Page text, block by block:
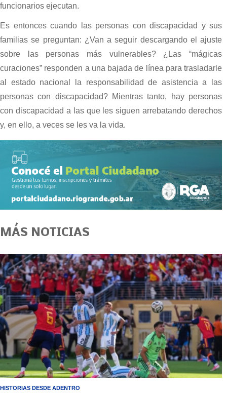
funcionarios ejecutan.
Es entonces cuando las personas con discapacidad y sus
familias se preguntan: ¿Van a seguir descargando el ajuste
sobre las personas más vulnerables? ¿Las “mágicas
curaciones” responden a una bajada de línea para trasladarle
al estado nacional la responsabilidad de asistencia a las
personas con discapacidad? Mientras tanto, hay personas
con discapacidad a las que les siguen arrebatando derechos
y, en ello, a veces se les va la vida.
MÁS NOTICIAS
HISTORIAS DESDE ADENTRO